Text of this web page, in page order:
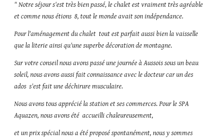
" Notre séjour s'est très bien passé, le chalet est vraiment très agréable
et comme nous étions  8, tout le monde avait son indépendance.
Pour l'aménagement du chalet  tout est parfait aussi bien la vaisselle
que la literie ainsi qu'une superbe décoration de montagne.
Sur votre conseil nous avons passé une journée à Aussois sous un beau
soleil, nous avons aussi fait connaissance avec le docteur car un des
ados  s'est fait une déchirure musculaire.
Nous avons tous apprécié la station et ses commerces. Pour le SPA
Aquazen, nous avons été  accueilli chaleureusement,
et un prix spécial nous a été proposé spontanément, nous y sommes